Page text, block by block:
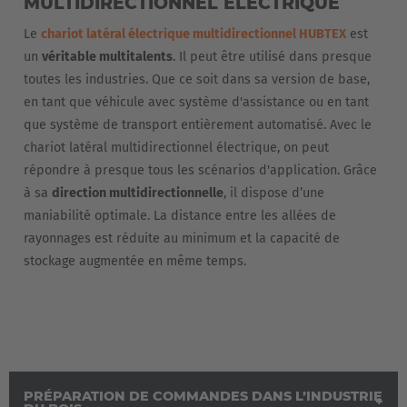
Česká republika
Cesko
Deutschland
Deutsch
España
Español
France
Français
Italia
Italiano
Le chariot latéral électrique multidirectionnel HUBTEX est
un véritable multitalents. Il peut être utilisé dans presque
toutes les industries. Que ce soit dans sa version de base,
en tant que véhicule avec système d'assistance ou en tant
que système de transport entièrement automatisé. Avec le
chariot latéral multidirectionnel électrique, on peut
répondre à presque tous les scénarios d'application. Grâce
à sa direction multidirectionnelle, il dispose d’une
maniabilité optimale. La distance entre les allées de
rayonnages est réduite au minimum et la capacité de
stockage augmentée en même temps.
PRÉPARATION DE COMMANDES DANS L’INDUSTRIE